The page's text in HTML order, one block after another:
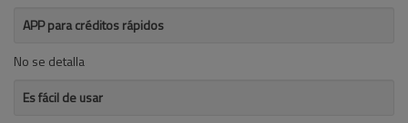
APP para créditos rápidos
No se detalla
Es fácil de usar